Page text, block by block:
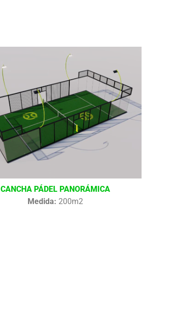
CANCHA PÁDEL PANORÁMICA
Medida: 200m2